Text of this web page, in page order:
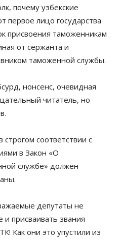
почему узбекские
первое лицо государства
присвоения таможенникам
от сержанта и
таможенной службы.
нонсенс, очевидная
читатель, но
соответствии с
в Закон «О
службе» должен
депутаты не
присваивать звания
Как они это упустили из